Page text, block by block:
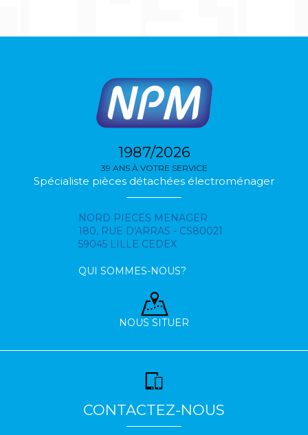
1987/2026
39 ANS À VOTRE SERVICE
Spécialiste pièces détachées électroménager
NORD PIECES MENAGER
180, RUE D'ARRAS - CS80021
59045 LILLE CEDEX
QUI SOMMES-NOUS?
NOUS SITUER
CONTACTEZ-NOUS